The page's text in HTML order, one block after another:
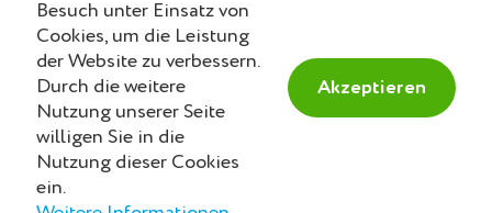
Lexikon
Blog
© 2014-2026 DAYquiri GmbH.
Alle Rechte vorbehalten.
Besuch unter Einsatz von
Cookies, um die Leistung
der Website zu verbessern.
Durch die weitere
Nutzung unserer Seite
willigen Sie in die
Nutzung dieser Cookies
ein.
Akzeptieren